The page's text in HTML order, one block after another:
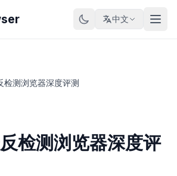
中文
检测浏览器深度评测
检测浏览器深度评